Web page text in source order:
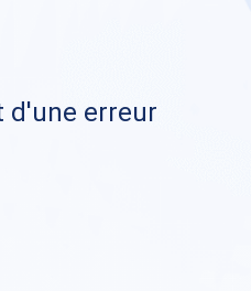
d'une erreur